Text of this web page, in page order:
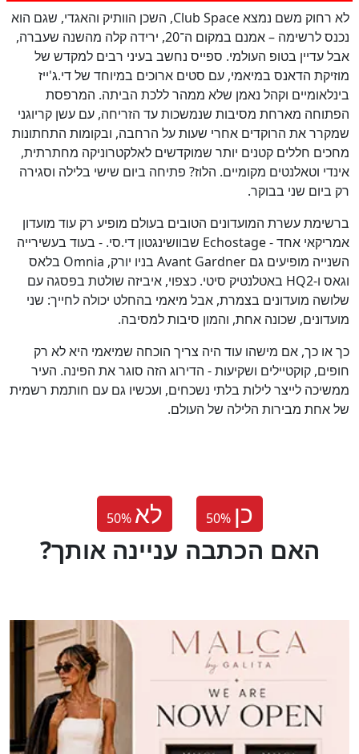
לא רחוק משם נמצא Club Space, השכן הוותיק והאגדי, שגם הוא
נכנס לרשימה – אמנם במקום ה־20, ירידה קלה מהשנה שעברה,
אבל עדיין בטופ העולמי. ספייס נחשב בעיני רבים למקדש של
מוזיקת הדאנס במיאמי, עם סטים ארוכים במיוחד של די.ג'ייז
בינלאומיים וקהל נאמן שלא ממהר ללכת הביתה. המרפסת
הפתוחה מארחת מסיבות שנמשכות עד הזריחה, עם עשן קריוגני
שמקרר את הרוקדים אחרי שעות על הרחבה, ובקומות התחתונות
מחכים חללים קטנים יותר שמוקדשים לאלקטרוניקה מחתרתית,
אינדי וטאלנטים מקומיים. הלוז? פתיחה ביום שישי בלילה וסגירה
רק ביום שני בבוקר.
ברשימת עשרת המועדונים הטובים בעולם מופיע רק עוד מועדון
אמריקאי אחד - Echostage שבוושינגטון די.סי. - בעוד בעשירייה
השנייה מופיעים גם Avant Gardner בניו יורק, Omnia בלאס
וגאס ו-HQ2 באטלנטיק סיטי. כצפוי, איביזה שולטת בפסגה עם
שלושה מועדונים בצמרת, אבל מיאמי בהחלט יכולה לחייך: שני
מועדונים, שכונה אחת, והמון סיבות למסיבה.
כך או כך, אם מישהו עוד היה צריך הוכחה שמיאמי היא לא רק
חופים, קוקטיילים ושקיעות - הדירוג הזה סוגר את הפינה. העיר
ממשיכה לייצר לילות בלתי נשכחים, ועכשיו גם עם חותמת רשמית
של אחת מבירות הלילה של העולם.
50% לא 50% כן
?האם הכתבה עניינה אותך